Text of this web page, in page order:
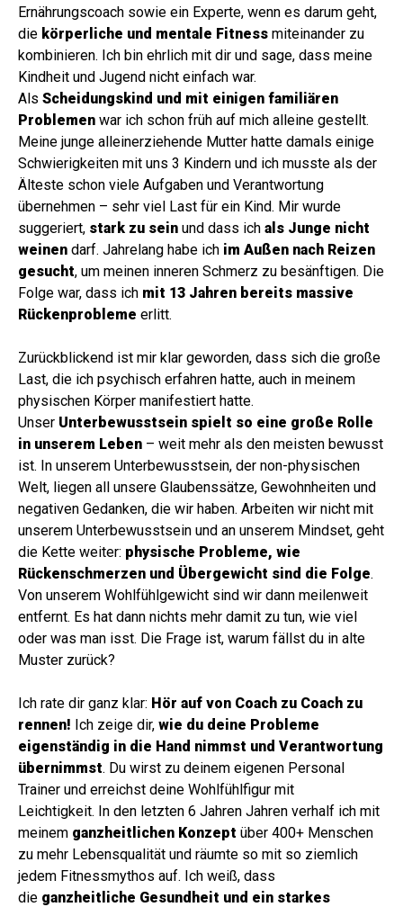
Ernährungscoach sowie ein Experte, wenn es darum geht,
die körperliche und mentale Fitness miteinander zu
kombinieren. Ich bin ehrlich mit dir und sage, dass meine
Kindheit und Jugend nicht einfach war.
Als Scheidungskind und mit einigen familiären
Problemen war ich schon früh auf mich alleine gestellt.
Meine junge alleinerziehende Mutter hatte damals einige
Schwierigkeiten mit uns 3 Kindern und ich musste als der
Älteste schon viele Aufgaben und Verantwortung
übernehmen – sehr viel Last für ein Kind. Mir wurde
suggeriert, stark zu sein und dass ich als Junge nicht
weinen darf. Jahrelang habe ich im Außen nach Reizen
gesucht, um meinen inneren Schmerz zu besänftigen. Die
Folge war, dass ich mit 13 Jahren bereits massive
Rückenprobleme erlitt.
Zurückblickend ist mir klar geworden, dass sich die große
Last, die ich psychisch erfahren hatte, auch in meinem
physischen Körper manifestiert hatte.
Unser Unterbewusstsein spielt so eine große Rolle
in unserem Leben – weit mehr als den meisten bewusst
ist. In unserem Unterbewusstsein, der non-physischen
Welt, liegen all unsere Glaubenssätze, Gewohnheiten und
negativen Gedanken, die wir haben. Arbeiten wir nicht mit
unserem Unterbewusstsein und an unserem Mindset, geht
die Kette weiter: physische Probleme, wie
Rückenschmerzen und Übergewicht sind die Folge.
Von unserem Wohlfühlgewicht sind wir dann meilenweit
entfernt. Es hat dann nichts mehr damit zu tun, wie viel
oder was man isst. Die Frage ist, warum fällst du in alte
Muster zurück?
Ich rate dir ganz klar: Hör auf von Coach zu Coach zu
rennen! Ich zeige dir, wie du deine Probleme
eigenständig in die Hand nimmst und Verantwortung
übernimmst. Du wirst zu deinem eigenen Personal
Trainer und erreichst deine Wohlfühlfigur mit
Leichtigkeit. In den letzten 6 Jahren Jahren verhalf ich mit
meinem ganzheitlichen Konzept über 400+ Menschen
zu mehr Lebensqualität und räumte so mit so ziemlich
jedem Fitnessmythos auf. Ich weiß, dass
die ganzheitliche Gesundheit und ein starkes